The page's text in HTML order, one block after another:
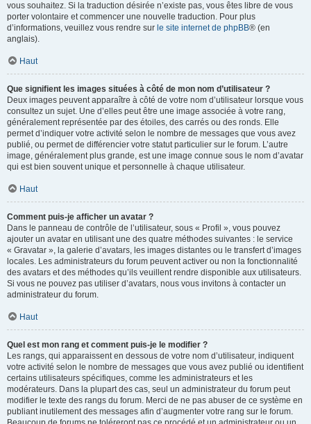
vous souhaitez. Si la traduction désirée n’existe pas, vous êtes libre de vous
porter volontaire et commencer une nouvelle traduction. Pour plus
d’informations, veuillez vous rendre sur le site internet de phpBB® (en
anglais).
Haut
Que signifient les images situées à côté de mon nom d’utilisateur ?
Deux images peuvent apparaître à côté de votre nom d’utilisateur lorsque vous
consultez un sujet. Une d’elles peut être une image associée à votre rang,
généralement représentée par des étoiles, des carrés ou des ronds. Elle
permet d’indiquer votre activité selon le nombre de messages que vous avez
publié, ou permet de différencier votre statut particulier sur le forum. L’autre
image, généralement plus grande, est une image connue sous le nom d’avatar
qui est bien souvent unique et personnelle à chaque utilisateur.
Haut
Comment puis-je afficher un avatar ?
Dans le panneau de contrôle de l’utilisateur, sous « Profil », vous pouvez
ajouter un avatar en utilisant une des quatre méthodes suivantes : le service
« Gravatar », la galerie d’avatars, les images distantes ou le transfert d’images
locales. Les administrateurs du forum peuvent activer ou non la fonctionnalité
des avatars et des méthodes qu’ils veuillent rendre disponible aux utilisateurs.
Si vous ne pouvez pas utiliser d’avatars, nous vous invitons à contacter un
administrateur du forum.
Haut
Quel est mon rang et comment puis-je le modifier ?
Les rangs, qui apparaissent en dessous de votre nom d’utilisateur, indiquent
votre activité selon le nombre de messages que vous avez publié ou identifient
certains utilisateurs spécifiques, comme les administrateurs et les
modérateurs. Dans la plupart des cas, seul un administrateur du forum peut
modifier le texte des rangs du forum. Merci de ne pas abuser de ce système en
publiant inutilement des messages afin d’augmenter votre rang sur le forum.